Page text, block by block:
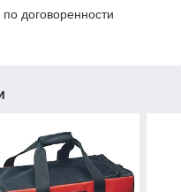
договоренности